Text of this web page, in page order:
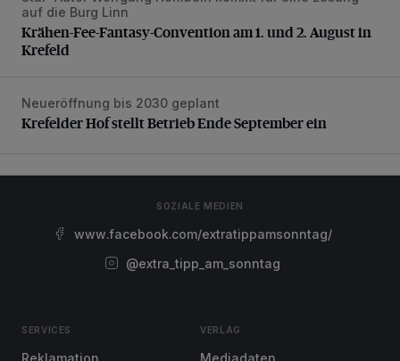
auf die Burg Linn
Krähen-Fee-Fantasy-Convention am 1. und 2. August in
Krefeld
Krefelder Hof stellt Betrieb Ende September ein
Neueröffnung bis 2030 geplant
Krefelder Hof stellt Betrieb Ende September ein
SOZIALE MEDIEN
www.facebook.com/extratippamsonntag/
@extra_tipp_am_sonntag
SERVICES
Reklamation
VERLAG
Mediadaten